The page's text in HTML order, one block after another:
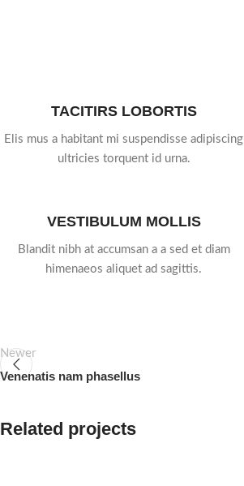
TACITIRS LOBORTIS
Elis mus a habitant mi suspendisse adipiscing
ultricies torquent id urna.
VESTIBULUM MOLLIS
Blandit nibh at accumsan a a sed et diam
himenaeos aliquet ad sagittis.
Newer
Venenatis nam phasellus
Related projects